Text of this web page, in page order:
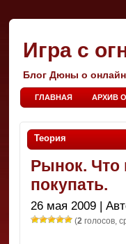
Игра с
Блог Дюны о
ГЛАВНАЯ АРХИВ
Теория
Рынок. Что
покупать.
26 мая 2009 |
(2 голосов,